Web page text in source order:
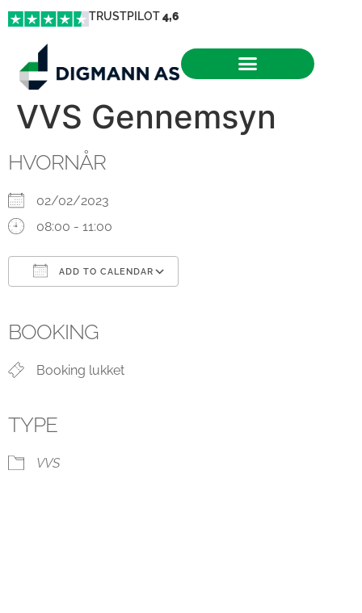
TRUSTPILOT4,6
VVS Gennemsyn
HVORNÅR
02/02/2023
08:00 - 11:00
ADD TO CALENDAR
BOOKING
Booking lukket
TYPE
VVS